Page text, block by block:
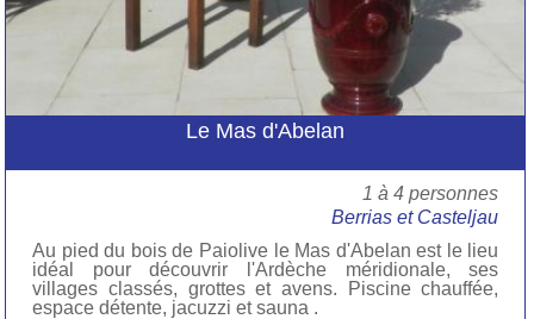
Le Mas d'Abelan
1 à 4 personnes
Berrias et Casteljau
Au pied du bois de Paiolive le Mas d'Abelan est le lieu
idéal pour découvrir l'Ardèche méridionale, ses
villages classés, grottes et avens. Piscine chauffée,
espace détente, jacuzzi et sauna .